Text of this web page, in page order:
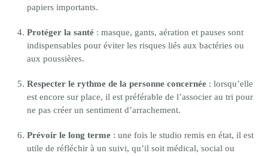
papiers importants.
Protéger la santé : masque, gants, aération et pauses sont
indispensables pour éviter les risques liés aux bactéries ou
aux poussières.
Respecter le rythme de la personne concernée : lorsqu’elle
est encore sur place, il est préférable de l’associer au tri pour
ne pas créer un sentiment d’arrachement.
Prévoir le long terme : une fois le studio remis en état, il est
utile de réfléchir à un suivi, qu’il soit médical, social ou